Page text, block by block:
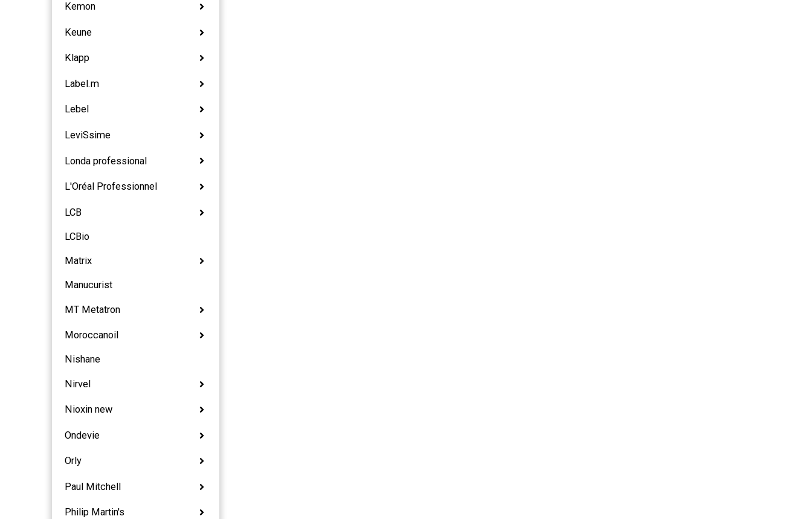
Kemon
Keune
Klapp
Label.m
Lebel
LeviSsime
Londa professional
L'Oréal Professionnel
LCB
LCBio
Matrix
Manucurist
MT Metatron
Moroccanoil
Nishane
Nirvel
Nioxin new
Ondevie
Orly
Paul Mitchell
Philip Martin's